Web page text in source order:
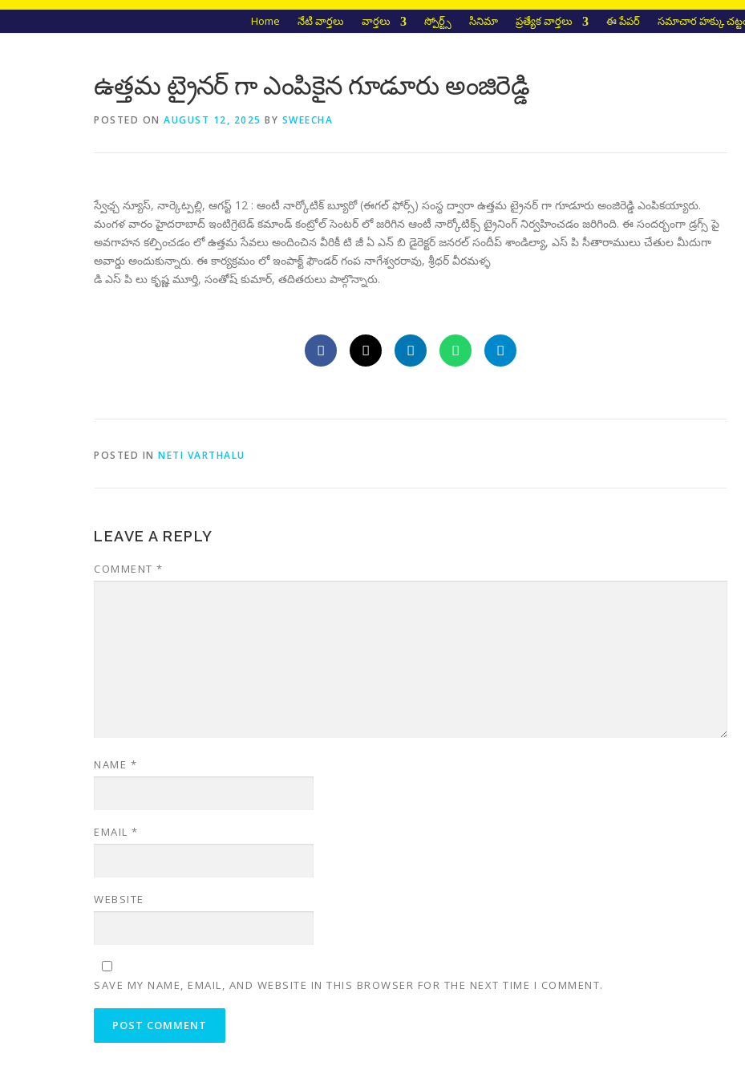
Home నేటి వార్తలు వార్తలు స్పోర్ట్స్ సినిమా ప్రత్యేక వార్తలు ఈ పేపర్ సమాచార హక్కు
ఉత్తమ ట్రైనర్ గా ఎంపికైన గూడూరు అంజిరెడ్డి
POSTED ON AUGUST 12, 2025 BY SWEECHA
స్వేఛ్చ న్యూస్, నార్కెట్పల్లి, ఆగస్ట్ 12 : ఆంటీ నార్కోటిక్ బ్యూరో (ఈగల్ ఫోర్స్) సంస్థ ద్వారా ఉత్తమ ట్రైనర్ గా గూడూరు అంజిరెడ్డి ఎంపికయ్యారు.
మంగళ వారం హైదరాబాద్ ఇంటిగ్రెటెడ్ కమాండ్ కంట్రోల్ సెంటర్ లో జరిగిన ఆంటీ నార్కోటిక్స్ ట్రైనింగ్ నిర్వహించడం జరిగింది. ఈ సందర్బంగా డ్రగ్స్ పై
అవగాహన కల్పించడం లో ఉత్తమ సేవలు అందించిన వీరికీ టి జీ ఏ ఎన్ బి డైరెక్టర్ జనరల్ సందీప్ శాండిల్యా, ఎస్ పి సీతారాములు చేతుల మీదుగా
అవార్డు అందుకున్నారు. ఈ కార్యక్రమం లో ఇంపాక్ట్ ఫౌండర్ గంప నాగేశ్వరరావు, శ్రీధర్ వీరమళ్ళ
డి ఎస్ పి లు కృష్ణ మూర్తి, సంతోష్ కుమార్, తదితరులు పాల్గొన్నారు.
POSTED IN NETI VARTHALU
LEAVE A REPLY
COMMENT *
NAME *
EMAIL *
WEBSITE
SAVE MY NAME, EMAIL, AND WEBSITE IN THIS BROWSER FOR THE NEXT TIME I COMMENT.